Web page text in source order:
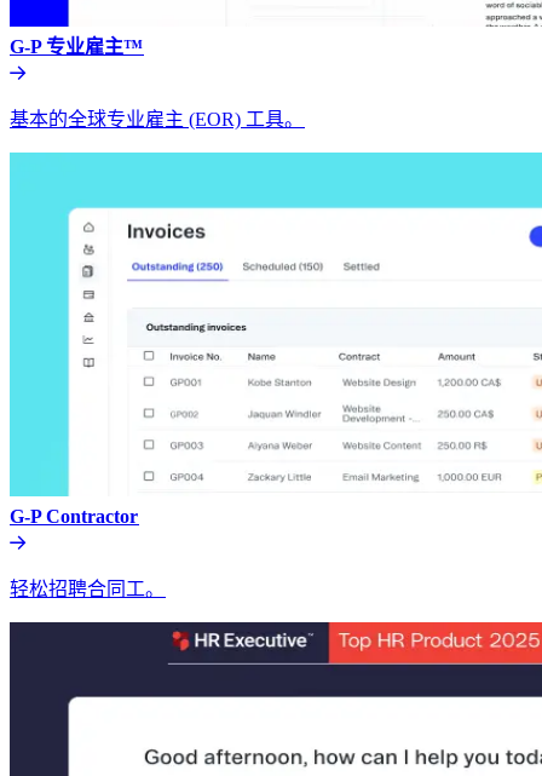
G-P 专业雇主™​​
基本的全球专业雇主 (EOR) 工具。​​
G-P Contractor​​
轻松招聘合同工。​​